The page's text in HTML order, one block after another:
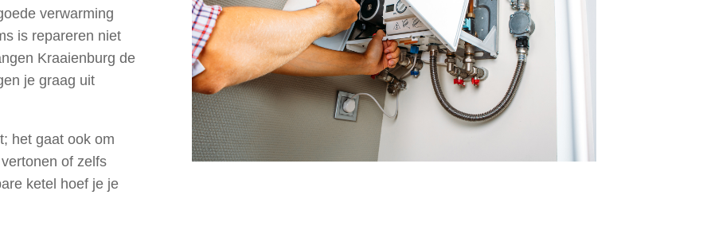
verwarming
is repareren niet
Kraaienburg de
je graag uit
het gaat ook om
of zelfs
ketel hoef je je